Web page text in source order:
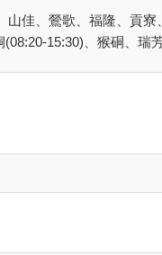
佳、鶯歌、福隆、貢寮
15:30)、猴硐、瑞